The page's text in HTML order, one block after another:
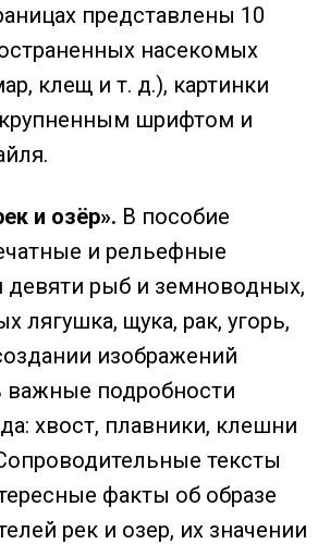
представлены 10
насекомых
клещ и т. д.), картинки
шрифтом и
и озёр». В пособие
и рельефные
девяти рыб и земноводных,
лягушка, щука, рак, угорь,
изображений
важные подробности
хвост, плавники, клешни
тексты
факты об образе
рек и озер, их значении